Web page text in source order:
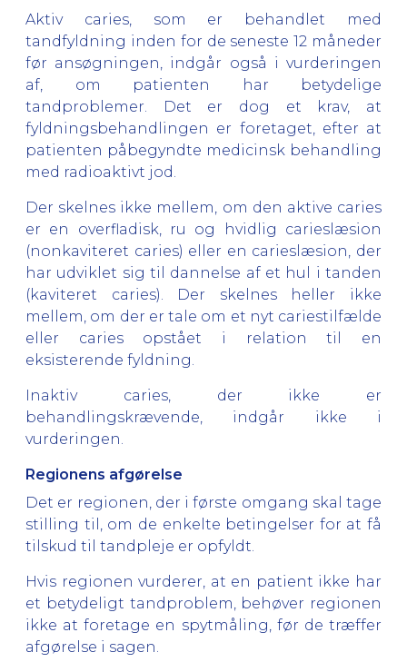
Aktiv caries, som er behandlet med
tandfyldning inden for de seneste 12 måneder
før ansøgningen, indgår også i vurderingen
af, om patienten har betydelige
tandproblemer. Det er dog et krav, at
fyldningsbehandlingen er foretaget, efter at
patienten påbegyndte medicinsk behandling
med radioaktivt jod.
Der skelnes ikke mellem, om den aktive caries
er en overfladisk, ru og hvidlig carieslæsion
(nonkaviteret caries) eller en carieslæsion, der
har udviklet sig til dannelse af et hul i tanden
(kaviteret caries). Der skelnes heller ikke
mellem, om der er tale om et nyt cariestilfælde
eller caries opstået i relation til en
eksisterende fyldning.
Inaktiv caries, der ikke er
behandlingskrævende, indgår ikke i
vurderingen.
Regionens afgørelse
Det er regionen, der i første omgang skal tage
stilling til, om de enkelte betingelser for at få
tilskud til tandpleje er opfyldt.
Hvis regionen vurderer, at en patient ikke har
et betydeligt tandproblem, behøver regionen
ikke at foretage en spytmåling, før de træffer
afgørelse i sagen.